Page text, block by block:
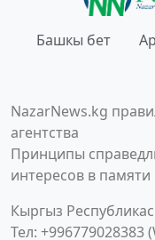
Башкы бет
NazarNews.kg
агентства
Принципы
интересов в памяти
Кыргыз
Тел: +996779028383